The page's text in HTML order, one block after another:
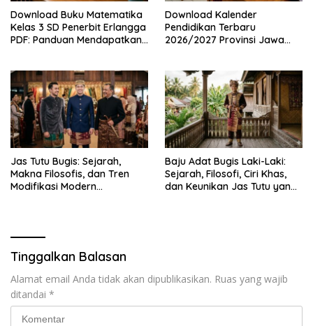
Download Buku Matematika
Kelas 3 SD Penerbit Erlangga
PDF: Panduan Mendapatkan
Download Kalender
Pendidikan Terbaru
2026/2027 Provinsi Jawa
Manfaatnya
Jas Tutu Bugis: Sejarah,
Makna Filosofis, dan Tren
Modifikasi Modern
Baju Adat Bugis Laki-Laki:
Sejarah, Filosofi, Ciri Khas,
dan Keunikan Jas Tutu yang
Tinggalkan Balasan
Alamat email Anda tidak akan dipublikasikan. Ruas yang wajib
ditandai *